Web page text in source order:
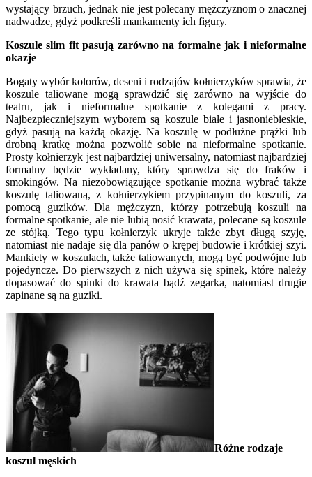
wystający brzuch, jednak nie jest polecany mężczyznom o znacznej
nadwadze, gdyż podkreśli mankamenty ich figury.
Koszule slim fit pasują zarówno na formalne jak i nieformalne
okazje
Bogaty wybór kolorów, deseni i rodzajów kołnierzyków sprawia, że
koszule taliowane mogą sprawdzić się zarówno na wyjście do
teatru, jak i nieformalne spotkanie z kolegami z pracy.
Najbezpieczniejszym wyborem są koszule białe i jasnoniebieskie,
gdyż pasują na każdą okazję. Na koszulę w podłużne prążki lub
drobną kratkę można pozwolić sobie na nieformalne spotkanie.
Prosty kołnierzyk jest najbardziej uniwersalny, natomiast najbardziej
formalny będzie wykładany, który sprawdza się do fraków i
smokingów. Na niezobowiązujące spotkanie można wybrać także
koszulę taliowaną, z kołnierzykiem przypinanym do koszuli, za
pomocą guzików. Dla mężczyzn, którzy potrzebują koszuli na
formalne spotkanie, ale nie lubią nosić krawata, polecane są koszule
ze stójką. Tego typu kołnierzyk ukryje także zbyt długą szyję,
natomiast nie nadaje się dla panów o krępej budowie i krótkiej szyi.
Mankiety w koszulach, także taliowanych, mogą być podwójne lub
pojedyncze. Do pierwszych z nich używa się spinek, które należy
dopasować do spinki do krawata bądź zegarka, natomiast drugie
zapinane są na guziki.
Różne rodzaje
koszul męskich